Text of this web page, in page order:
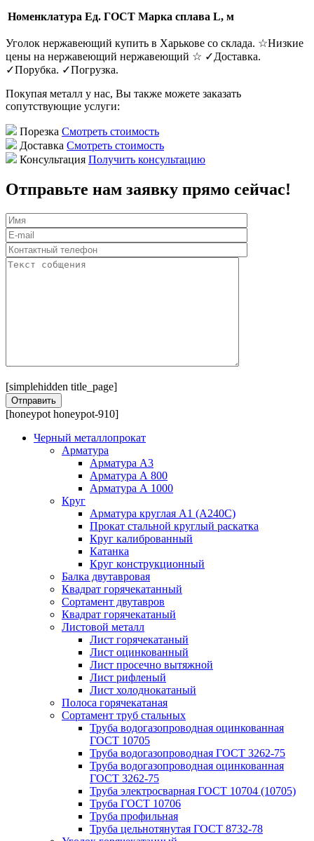
Номенклатура Ед. ГОСТ Марка сплава L, м
Уголок нержавеющий купить в Харькове со склада. ☆Низкие
цены на нержавеющий нержавеющий ☆ ✓Доставка.
✓Порубка. ✓Погрузка.
Покупая металл у нас, Вы также можете заказать
сопутствующие услуги:
Порезка Смотреть стоимость
Доставка Смотреть стоимость
Консультация Получить консультацию
Отправьте нам заявку прямо сейчас!
[simplehidden title_page]
[honeypot honeypot-910]
Черный металлопрокат
Арматура
Арматура А3
Арматура А 800
Арматура А 1000
Круг
Арматура круглая А1 (А240C)
Прокат стальной круглый раскатка
Круг калиброванный
Катанка
Круг конструкционный
Балка двутавровая
Квадрат горячекатанный
Сортамент двутавров
Квадрат горячекатаный
Листовой металл
Лист горячекатаный
Лист оцинкованный
Лист просечно вытяжной
Лист рифленый
Лист холоднокатаный
Полоса горячекатаная
Сортамент труб стальных
Труба водогазопроводная оцинкованная
ГОСТ 10705
Труба водогазопроводная ГОСТ 3262-75
Труба водогазопроводная оцинкованная
ГОСТ 3262-75
Труба электросварная ГОСТ 10704 (10705)
Труба ГОСТ 10706
Труба профильная
Труба цельнотянутая ГОСТ 8732-78